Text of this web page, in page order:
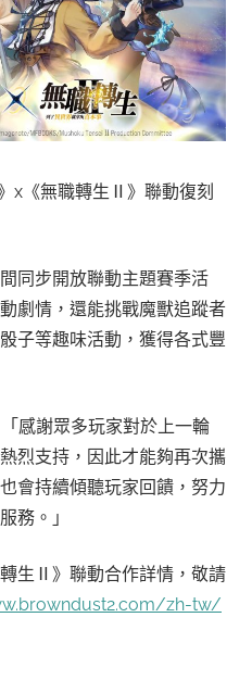
x《無職轉生Ⅱ》聯動復刻
同步開放聯動主題賽季活
劇情，還能挑戰魔獸追蹤者
子等趣味活動，獲得各式豐
感謝眾多玩家對於上一輪
烈支持，因此才能夠再次攜
會持續傾聽玩家回饋，努力
務。」
生Ⅱ》聯動合作詳情，敬請
zh-tw/